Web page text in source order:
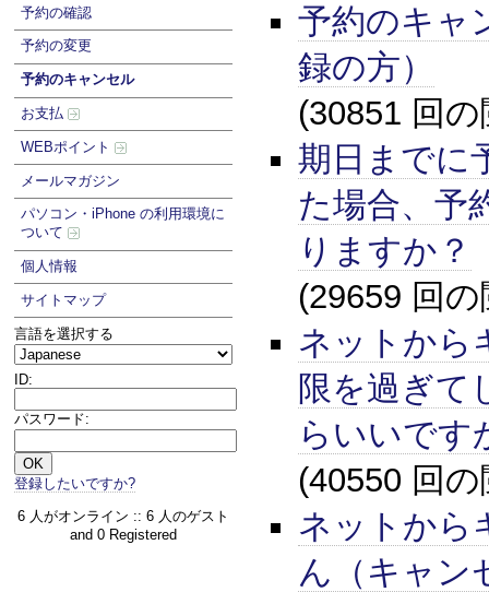
予約の確認
予約の変更
予約のキャンセル
お支払
WEBポイント
メールマガジン
パソコン・iPhone の利用環境に
ついて
個人情報
サイトマップ
言語を選択する
ID:
パスワード:
登録したいですか?
6 人がオンライン :: 6 人のゲスト
and 0 Registered
予約のキャ
録の方）
(30851 回
期日までに
た場合、予
りますか？
(29659 回
ネットから
限を過ぎて
らいいです
(40550 回
ネットから
ん（キャン